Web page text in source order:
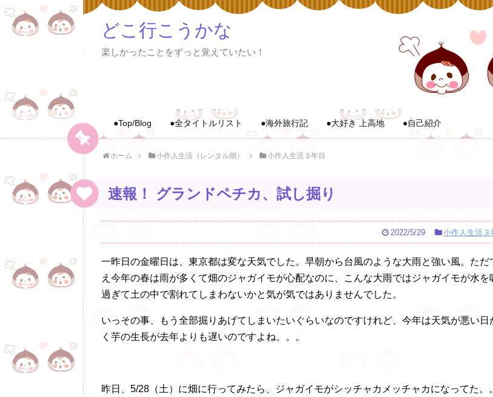
どこ行こうかな
楽しかったことをずっと覚えていたい！
●Top/Blog ●全タイトルリスト ●海外旅行記 ●大好き 上高地 ●自己紹介
ホーム 小作人生活（レンタル畑） 小作人生活３年目
速報！ グランドペチカ、試し掘り
2022/5/29 小作人生活３
一昨日の金曜日は、東京都は変な天気でした。早朝から台風のような大雨と強い風。ただ
え今年の春は雨が多くて畑のジャガイモが心配なのに、こんな大雨ではジャガイモが水を
過ぎて土の中で割れてしまわないかと気が気ではありませんでした。
いっその事、もう全部掘りあげてしまいたいぐらいなのですけれど、今年は天気が悪い日
く芋の生長が去年よりも遅いのですよね。。。
昨日、5/28（土）に畑に行ってみたら、ジャガイモがシッチャカメッチャカになってた。